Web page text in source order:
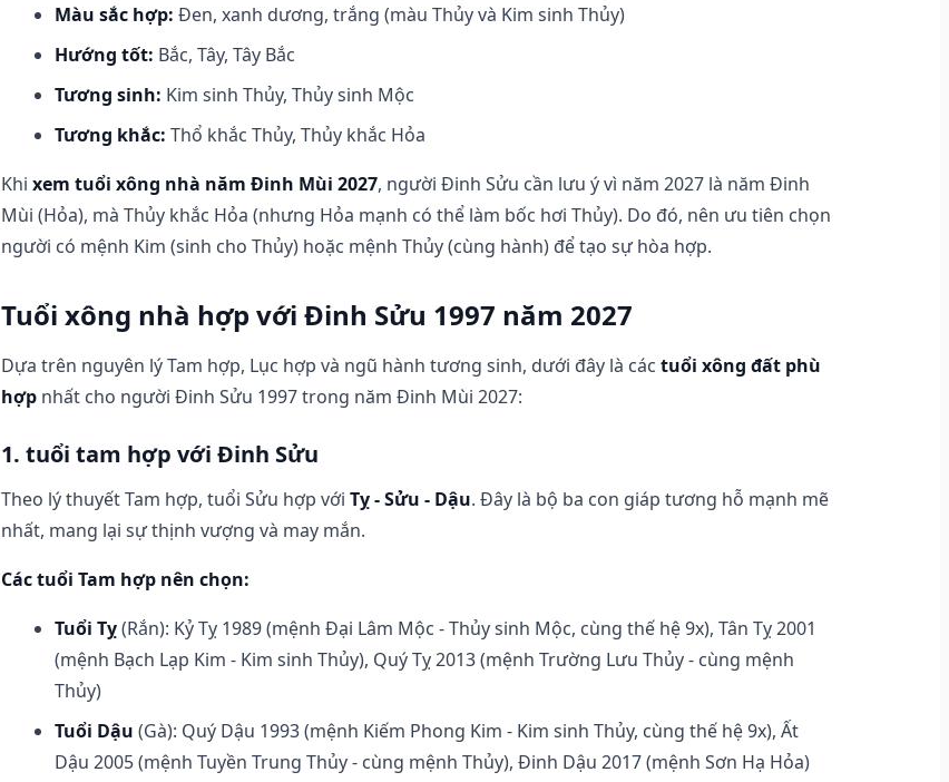
Màu sắc hợp: Đen, xanh dương, trắng (màu Thủy và Kim sinh Thủy)
Hướng tốt: Bắc, Tây, Tây Bắc
Tương sinh: Kim sinh Thủy, Thủy sinh Mộc
Tương khắc: Thổ khắc Thủy, Thủy khắc Hỏa
Khixem tuổi xông nhà năm Đinh Mùi 2027, người Đinh Sửu cần lưu ý vì năm 2027 là năm Đinh
Mùi (Hỏa), mà Thủy khắc Hỏa (nhưng Hỏa mạnh có thể làm bốc hơi Thủy). Do đó, nên ưu tiên chọn
người có mệnh Kim (sinh cho Thủy) hoặc mệnh Thủy (cùng hành) để tạo sự hòa hợp.
Tuổi xông nhà hợp với Đinh Sửu 1997 năm 2027
Dựa trên nguyên lý Tam hợp, Lục hợp và ngũ hành tương sinh, dưới đây là cáctuổi xông đất phù
hợp nhất cho người Đinh Sửu 1997 trong năm Đinh Mùi 2027:
1. tuổi tam hợp với Đinh Sửu
Theo lý thuyết Tam hợp, tuổi Sửu hợp vớiTỵ - Sửu - Dậu. Đây là bộ ba con giáp tương hỗ mạnh mẽ
nhất, mang lại sự thịnh vượng và may mắn.
Các tuổi Tam hợp nên chọn:
Tuổi Tỵ(Rắn): Kỷ Tỵ 1989 (mệnh Đại Lâm Mộc - Thủy sinh Mộc, cùng thế hệ 9x), Tân Tỵ 2001
(mệnh Bạch Lạp Kim - Kim sinh Thủy), Quý Tỵ 2013 (mệnh Trường Lưu Thủy - cùng mệnh
Thủy)
Tuổi Dậu (Gà): Quý Dậu 1993 (mệnh Kiếm Phong Kim - Kim sinh Thủy, cùng thế hệ 9x), Ất
Dậu 2005 (mệnh Tuyền Trung Thủy - cùng mệnh Thủy), Đinh Dậu 2017 (mệnh Sơn Hạ Hỏa)